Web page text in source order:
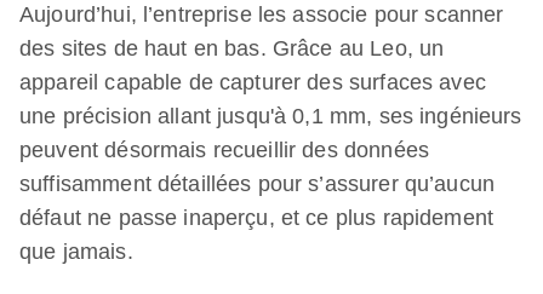
Aujourd’hui, l’entreprise les associe pour scanner
des sites de haut en bas. Grâce au Leo, un
appareil capable de capturer des surfaces avec
une précision allant jusqu'à 0,1 mm, ses ingénieurs
peuvent désormais recueillir des données
suffisamment détaillées pour s’assurer qu’aucun
défaut ne passe inaperçu, et ce plus rapidement
que jamais.